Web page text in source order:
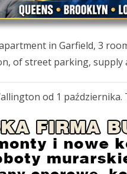
in Garfield, 3
of street parking, supply
od 1 października.